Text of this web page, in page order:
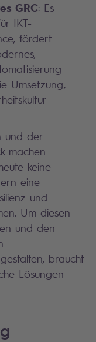
GRC: Es
IKT-
fördert
Umsetzung,
und der
machen
keine
eine
und
Um diesen
und den
braucht
Lösungen